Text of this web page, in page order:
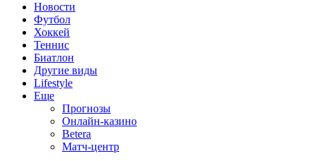
Новости
Футбол
Хоккей
Теннис
Биатлон
Другие виды
Lifestyle
Еще
Прогнозы
Онлайн-казино
Betera
Матч-центр